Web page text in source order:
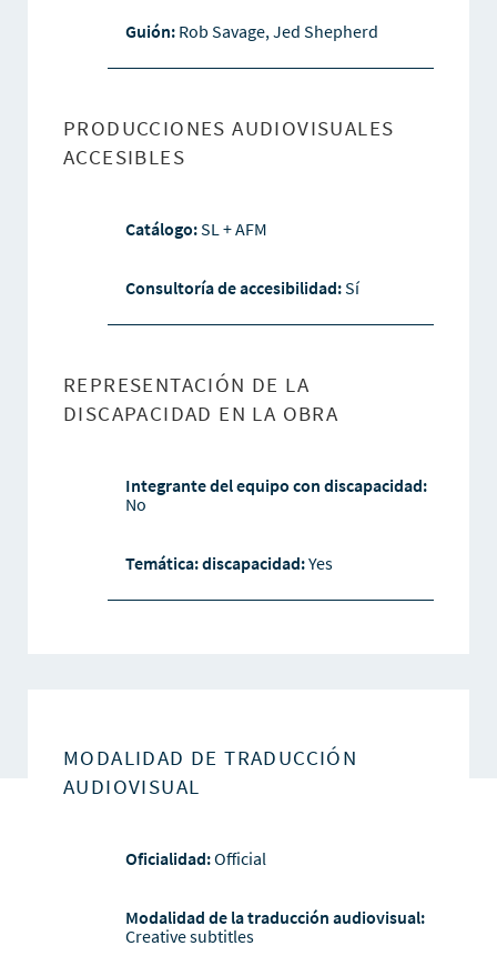
Guión: Rob Savage, Jed Shepherd
PRODUCCIONES AUDIOVISUALES
ACCESIBLES
Catálogo:SL + AFM
Consultoría de accesibilidad:Sí
REPRESENTACIÓN DE LA
DISCAPACIDAD EN LA OBRA
Integrante del equipo con discapacidad:
No
Temática: discapacidad:Yes
MODALIDAD DE TRADUCCIÓN
AUDIOVISUAL
Oficialidad:Official
Modalidad de la traducción audiovisual:
Creative subtitles